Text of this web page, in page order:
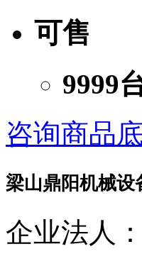
可售
9999
咨询商品
梁山鼎阳机械设
企业法人：